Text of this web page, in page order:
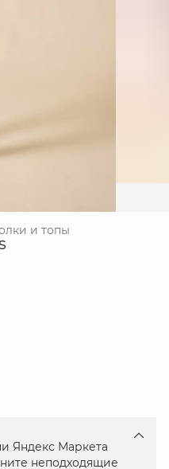
и топы
Яндекс Маркета
неподходящие